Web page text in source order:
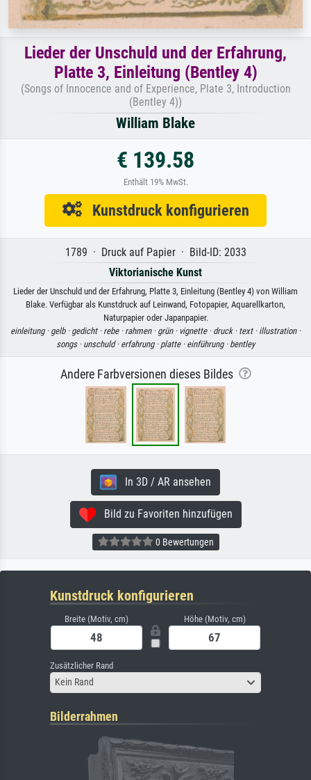
Lieder der Unschuld und der Erfahrung,
Platte 3, Einleitung (Bentley 4)
(Songs of Innocence and of Experience, Plate 3, Introduction
(Bentley 4))
William Blake
€ 139.58
Enthält 19% MwSt.
Kunstdruck konfigurieren
1789 · Druck auf Papier · Bild-ID: 2033
Viktorianische Kunst
Lieder der Unschuld und der Erfahrung, Platte 3, Einleitung (Bentley 4) von William
Blake. Verfügbar als Kunstdruck auf Leinwand, Fotopapier, Aquarellkarton,
Naturpapier oder Japanpapier.
einleitung · gelb · gedicht · rebe · rahmen · grün · vignette · druck · text · illustration ·
songs · unschuld · erfahrung · platte · einführung · bentley
Andere Farbversionen dieses Bildes
In 3D / AR ansehen
Bild zu Favoriten hinzufügen
0 Bewertungen
Kunstdruck konfigurieren
Breite (Motiv, cm) Höhe (Motiv, cm)
Zusätzlicher Rand
Kein Rand
Bilderrahmen